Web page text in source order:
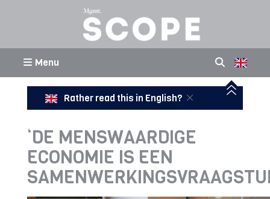
Menu
Rather read this in English?
‘DE MENSWAARDIGE
ECONOMIE IS EEN